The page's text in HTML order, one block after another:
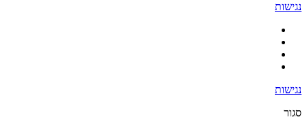
נגישות
נגישות
סגור